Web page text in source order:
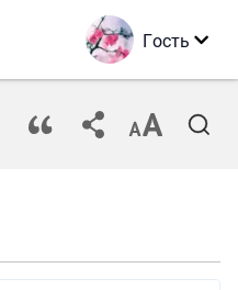
Гость